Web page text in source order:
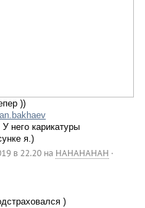
))
него карикатуры
я.)
в 22.20на HAHAHAHAH ·
)